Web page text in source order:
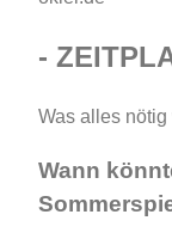
-
Was alles nötig
Wann